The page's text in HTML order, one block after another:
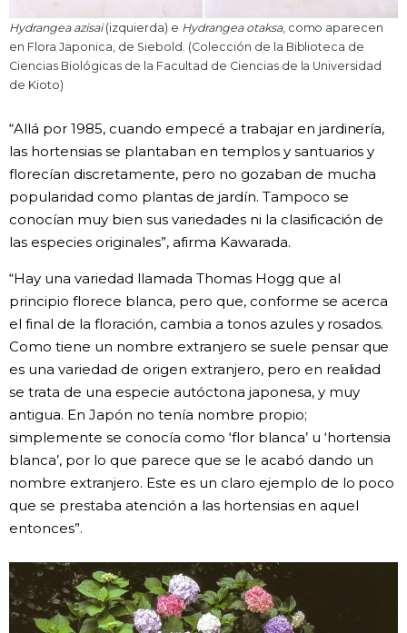
Hydrangea azisai(izquierda) e Hydrangea otaksa, como aparecen
en Flora Japonica, de Siebold. (Colección de la Biblioteca de
Ciencias Biológicas de la Facultad de Ciencias de la Universidad
de Kioto)
“Allá por 1985, cuando empecé a trabajar en jardinería,
las hortensias se plantaban en templos y santuarios y
florecían discretamente, pero no gozaban de mucha
popularidad como plantas de jardín. Tampoco se
conocían muy bien sus variedades ni la clasificación de
las especies originales”, afirma Kawarada.
“Hay una variedad llamada Thomas Hogg que al
principio florece blanca, pero que, conforme se acerca
el final de la floración, cambia a tonos azules y rosados.
Como tiene un nombre extranjero se suele pensar que
es una variedad de origen extranjero, pero en realidad
se trata de una especie autóctona japonesa, y muy
antigua. En Japón no tenía nombre propio;
simplemente se conocía como ‘flor blanca’ u ‘hortensia
blanca’, por lo que parece que se le acabó dando un
nombre extranjero. Este es un claro ejemplo de lo poco
que se prestaba atención a las hortensias en aquel
entonces”.